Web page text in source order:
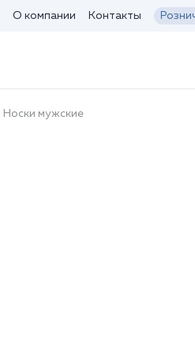
О компании Контакты
Носки мужские